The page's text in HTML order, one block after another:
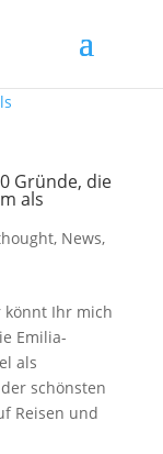
Gründe, die
als
, News,
könnt Ihr mich
Emilia-
als
schönsten
Reisen und